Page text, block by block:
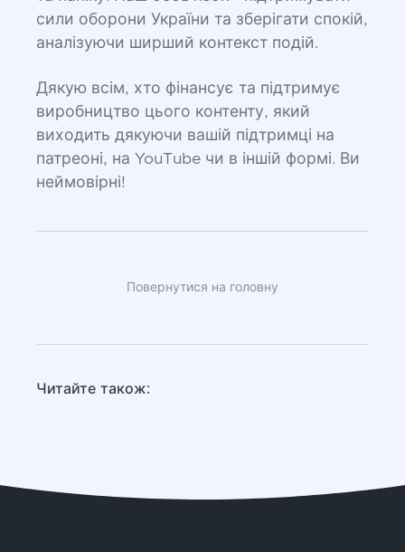
сили оборони України та зберігати спокій,
аналізуючи ширший контекст подій.
Дякую всім, хто фінансує та підтримує
виробництво цього контенту, який
виходить дякуючи вашій підтримці на
патреоні, на YouTube чи в іншій формі. Ви
неймовірні!
Повернутися на головну
Читайте також: